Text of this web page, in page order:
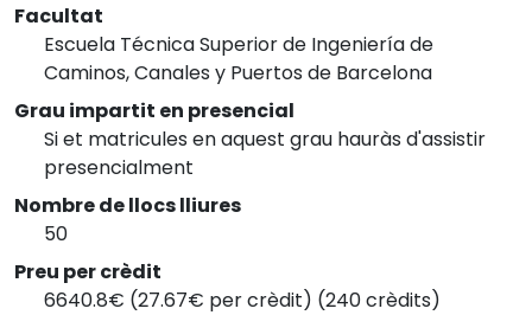
Facultat
Escuela Técnica Superior de Ingeniería de
Caminos, Canales y Puertos de Barcelona
Grau impartit en presencial
Si et matricules en aquest grau hauràs d'assistir
presencialment
Nombre de llocs lliures
50
Preu per crèdit
6640.8€ (27.67€ per crèdit) (240 crèdits)